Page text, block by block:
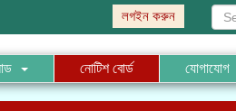
লগইন করুন
নোটিশ বোর্ড যোগাযোগ